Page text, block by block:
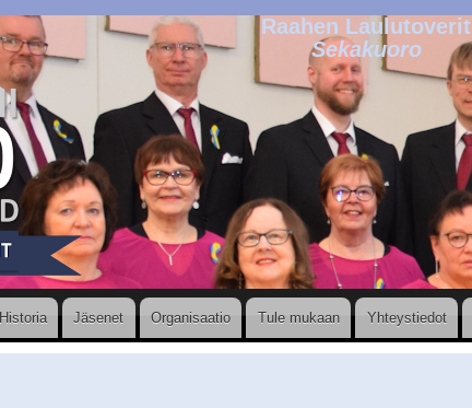
Raahen Laulutoverit
Sekakuoro
Historia Jäsenet Organisaatio Tule mukaan Yhteystiedot